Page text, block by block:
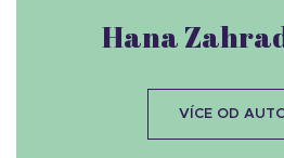
Hana
VÍCE OD